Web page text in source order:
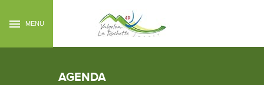
MENU
AGENDA